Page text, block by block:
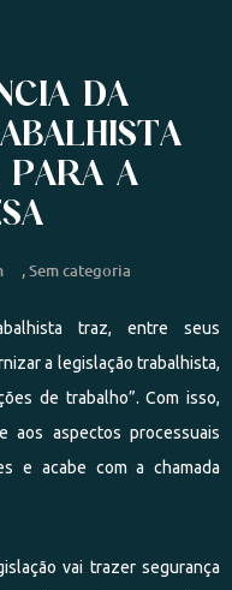
DA
PARA A
,Sem categoria
traz, entre seus
a legislação trabalhista,
de trabalho”. Com isso,
aos aspectos processuais
e acabe com a chamada
vai trazer segurança